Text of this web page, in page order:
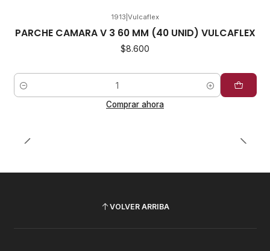
1913 Vulcaflex
PARCHE CAMARA V 3 60 MM (40 UNID) VULCAFLEX
$8.600
Cantidad
Comprar ahora
VOLVER ARRIBA